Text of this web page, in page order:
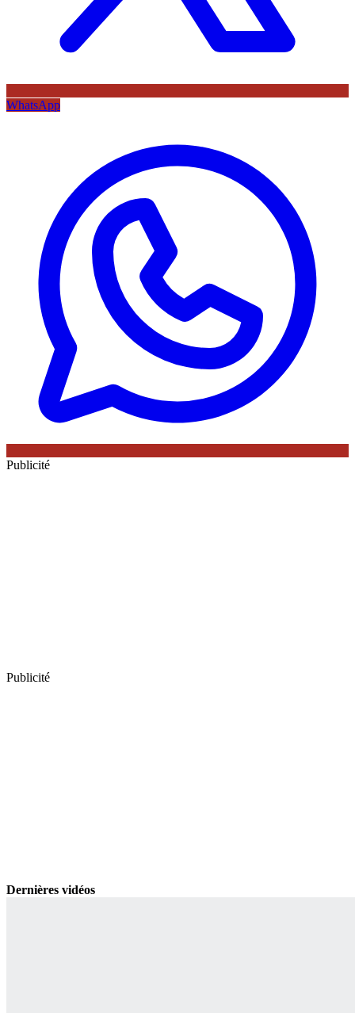
WhatsApp
Publicité
Publicité
Dernières vidéos